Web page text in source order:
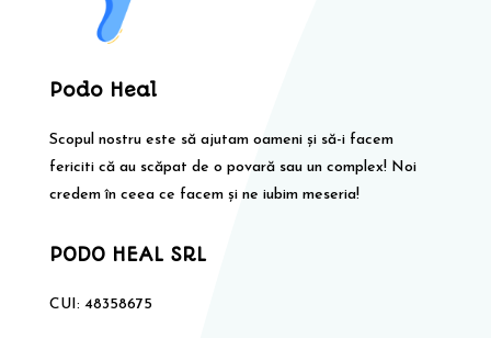
Podo Heal
Scopul nostru este să ajutam oameni și să-i facem
fericiti că au scăpat de o povară sau un complex! Noi
credem în ceea ce facem și ne iubim meseria!
PODO HEAL SRL
CUI: 48358675